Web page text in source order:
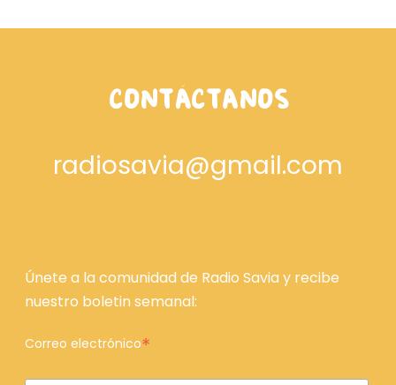
CONTÁCTANOS
radiosavia@gmail.com
Únete a la comunidad de Radio Savia y recibe
nuestro boletin semanal:
Correo electrónico*